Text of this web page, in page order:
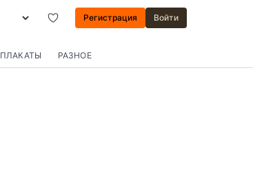
Регистрация Войти
ПЛАКАТЫ РАЗНОЕ